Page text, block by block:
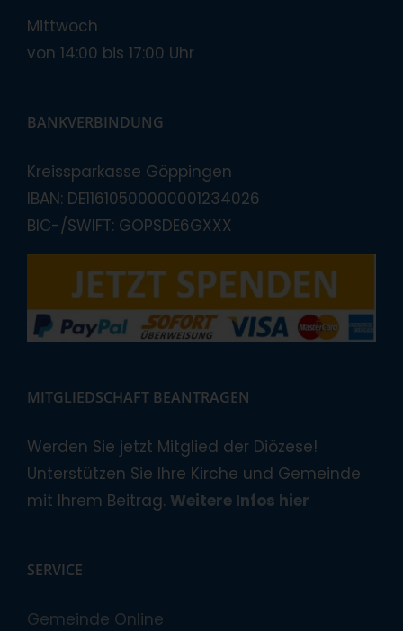
Mittwoch
von 14:00 bis 17:00 Uhr
BANKVERBINDUNG
Kreissparkasse Göppingen
IBAN: DE11610500000001234026
BIC-/SWIFT: GOPSDE6GXXX
MITGLIEDSCHAFT BEANTRAGEN
Werden Sie jetzt Mitglied der Diözese!
Unterstützen Sie Ihre Kirche und Gemeinde
mit Ihrem Beitrag. Weitere Infos hier
SERVICE
Gemeinde Online